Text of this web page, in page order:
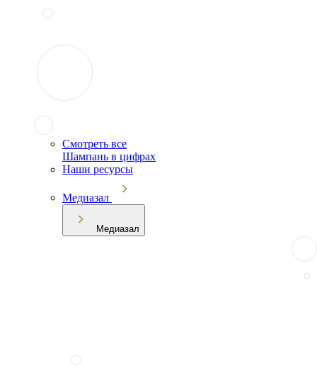
Смотреть все
Шампань в цифрах
Наши ресурсы
Медиазал
Медиазал